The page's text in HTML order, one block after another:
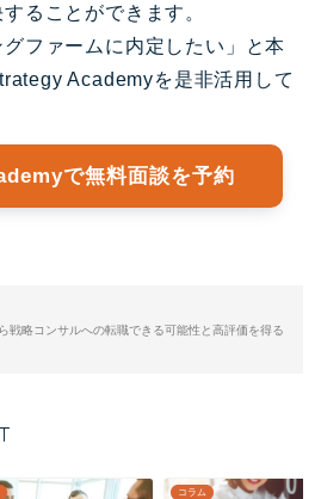
ることができます。
グファームに内定したい」と本
Academyを是非活用して
で無料面談を予約
戦略コンサルへの転職できる可能性と高評価を得る
コラム